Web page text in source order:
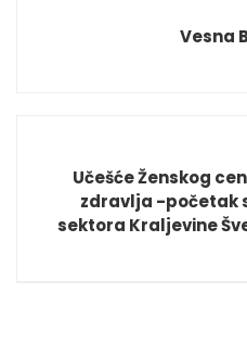
Vesna
Učešće Ženskog
zdravlja -početak
sektora Kraljevine